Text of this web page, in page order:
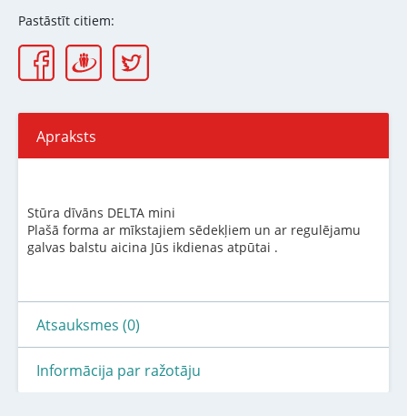
Pastāstīt citiem:
Apraksts
Stūra dīvāns DELTA mini
Plašā forma ar mīkstajiem sēdekļiem un ar regulējamu
galvas balstu aicina Jūs ikdienas atpūtai .
Atsauksmes (0)
Informācija par ražotāju